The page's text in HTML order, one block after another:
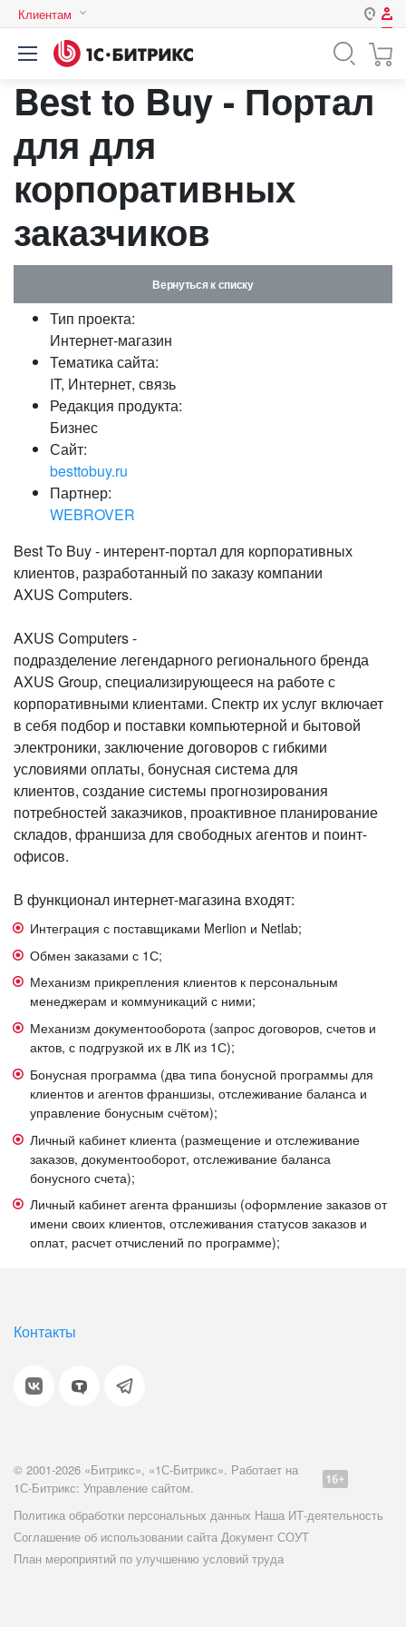
Клиентам
Казахстан
Беларусь
Авторизация
Нет аккаунта? Зарегистрироваться
Пароль
компьютере
Забыли свой пароль?
или войдите с помощью
Best to Buy - Портал
для для
корпоративных
заказчиков
Вернуться к списку
Тип проекта:
Интернет-магазин
Тематика сайта:
IT, Интернет, связь
Редакция продукта:
Бизнес
Сайт:
besttobuy.ru
Партнер:
WEBROVER
Best To Buy - интерент-портал для корпоративных
клиентов, разработанный по заказу компании
AXUS Computers.
AXUS Computers -
подразделение легендарного регионального бренда
AXUS Group, специализирующееся на работе с
корпоративными клиентами. Спектр их услуг включает
в себя подбор и поставки компьютерной и бытовой
электроники, заключение договоров с гибкими
условиями оплаты, бонусная система для
клиентов, создание системы прогнозирования
потребностей заказчиков, проактивное планирование
складов, франшиза для свободных агентов и поинт-
офисов.
В функционал интернет-магазина входят:
Интеграция с поставщиками Merlion и Netlab;
Обмен заказами с 1С;
Механизм прикрепления клиентов к персональным
менеджерам и коммуникаций с ними;
Механизм документооборота (запрос договоров, счетов и
актов, с подгрузкой их в ЛК из 1С);
Бонусная программа (два типа бонусной программы для
клиентов и агентов франшизы, отслеживание баланса и
управление бонусным счётом);
Личный кабинет клиента (размещение и отслеживание
заказов, документооборот, отслеживание баланса
бонусного счета);
Личный кабинет агента франшизы (оформление заказов от
имени своих клиентов, отслеживания статусов заказов и
оплат, расчет отчислений по программе);
Контакты
© 2001-2026 «Битрикс», «1С-Битрикс». Работает на
1С-Битрикс: Управление сайтом.
Политика обработки персональных данных Наша ИТ-деятельность
Соглашение об использовании сайта Документ СОУТ
План мероприятий по улучшению условий труда